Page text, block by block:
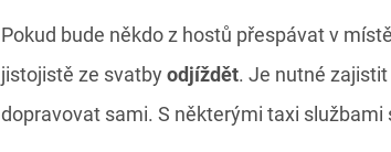
Pokud bude někdo z hostů přespávat v
jistojistě ze svatby odjíždět. Je nutné
dopravovat sami. S některými taxi